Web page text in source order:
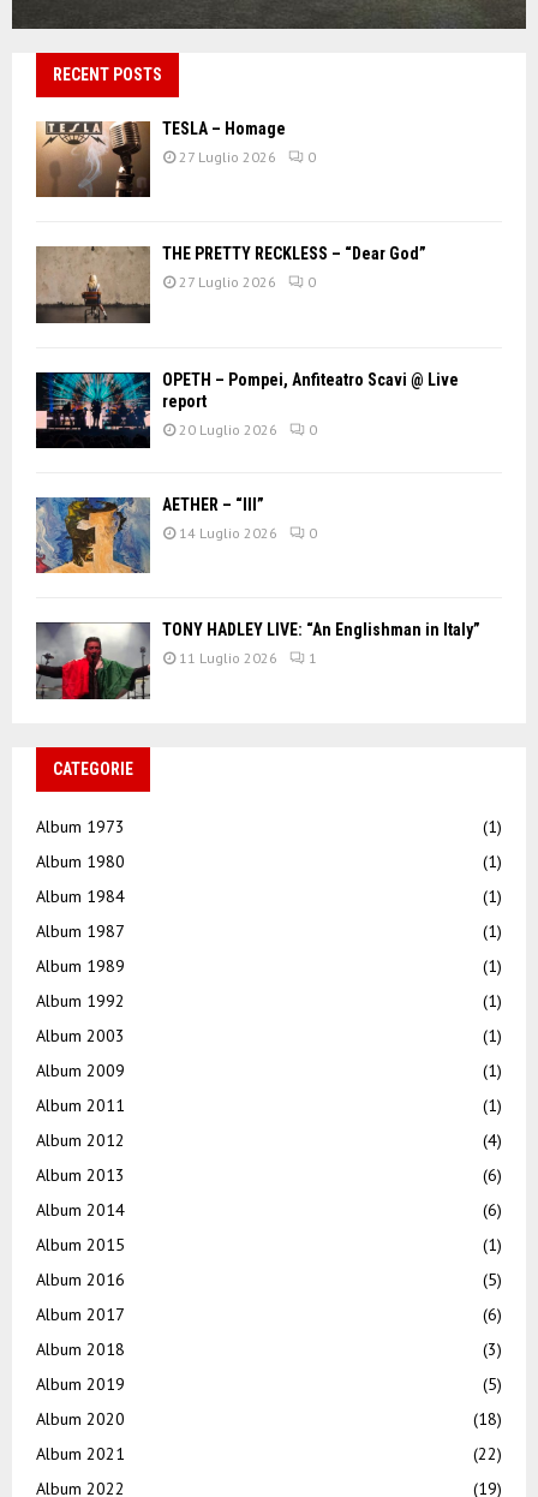
RECENT POSTS
TESLA – Homage
27 Luglio 2026 0
THE PRETTY RECKLESS – “Dear God”
27 Luglio 2026 0
OPETH – Pompei, Anfiteatro Scavi @ Live
report
20 Luglio 2026 0
AETHER – “III”
14 Luglio 2026 0
TONY HADLEY LIVE: “An Englishman in Italy”
11 Luglio 2026 1
CATEGORIE
Album 1973
(1)
Album 1980
(1)
Album 1984
(1)
Album 1987
(1)
Album 1989
(1)
Album 1992
(1)
Album 2003
(1)
Album 2009
(1)
Album 2011
(1)
Album 2012
(4)
Album 2013
(6)
Album 2014
(6)
Album 2015
(1)
Album 2016
(5)
Album 2017
(6)
Album 2018
(3)
Album 2019
(5)
Album 2020
(18)
Album 2021
(22)
Album 2022
(19)